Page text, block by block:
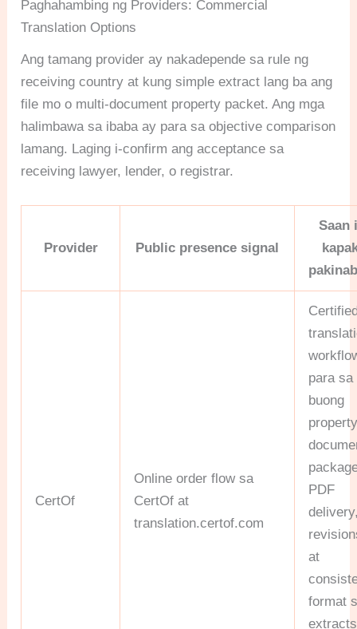
Paghahambing ng Providers: Commercial
Translation Options
Ang tamang provider ay nakadepende sa rule ng
receiving country at kung simple extract lang ba ang
file mo o multi-document property packet. Ang mga
halimbawa sa ibaba ay para sa objective comparison
lamang. Laging i-confirm ang acceptance sa
receiving lawyer, lender, o registrar.
Provider Public presence signal
Saan
CertOf
Online order flow sa
CertOf at
translation.certof.com
para sa
buong
PDF
at
format